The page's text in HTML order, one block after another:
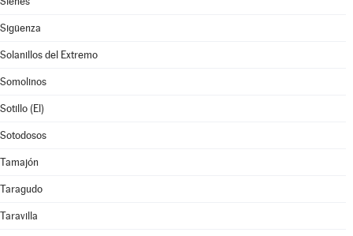
Sigüenza
Solanillos del Extremo
Somolinos
Sotillo (El)
Sotodosos
Tamajón
Taragudo
Taravilla